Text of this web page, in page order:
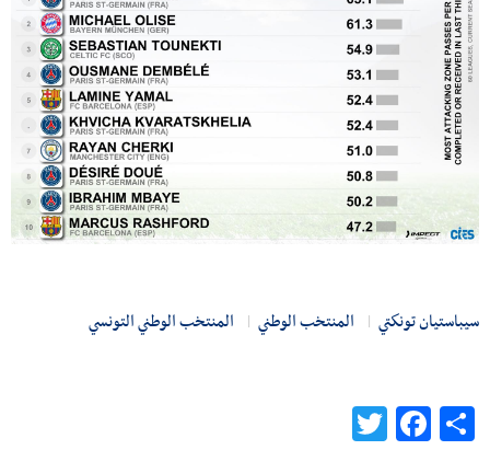
سيباستيان تونكتي المنتخب الوطني المنتخب الوطني التونسي
Share
Facebook